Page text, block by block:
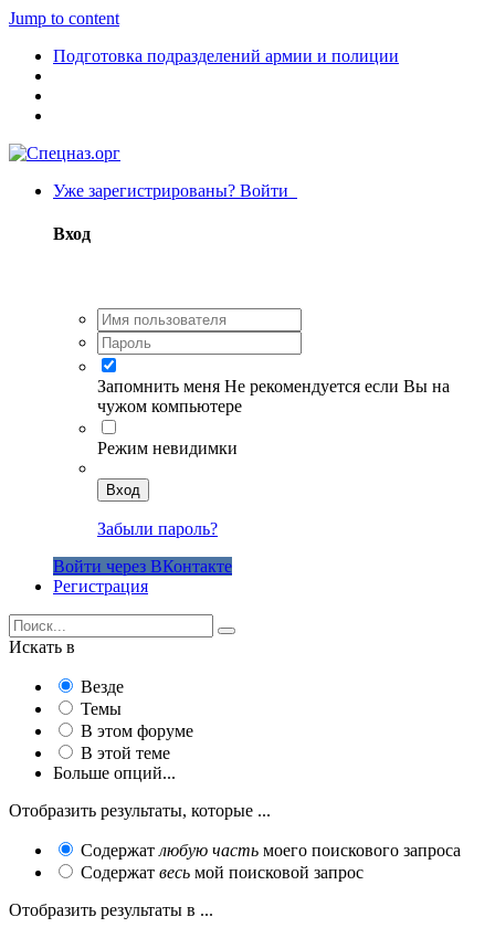
Jump to content
Подготовка подразделений армии и полиции
Уже зарегистрированы? Войти
Вход
Запомнить меня Не рекомендуется если Вы на
чужом компьютере
Режим невидимки
Вход
Забыли пароль?
Войти через ВКонтакте
Регистрация
Искать в
Везде
Темы
В этом форуме
В этой теме
Больше опций...
Отобразить результаты, которые ...
Содержат любую часть моего поискового запроса
Содержат весь мой поисковой запрос
Отобразить результаты в ...